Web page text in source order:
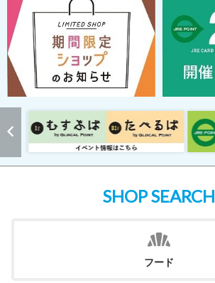
SHOP SEARCH
フード